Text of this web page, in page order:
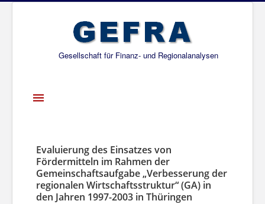
Gesellschaft für Finanz- und Regionalanalysen
Toggle
Über uns
Projekte
Publikationen
Evaluierung des Einsatzes von
Fördermitteln im Rahmen der
Gemeinschaftsaufgabe „Verbesserung der
regionalen Wirtschaftsstruktur“ (GA) in
den Jahren 1997-2003 in Thüringen